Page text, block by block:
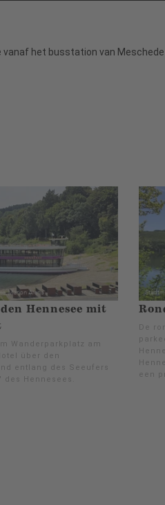
vanaf het busstation van
Hennesee mit
Wanderparkplatz am
über den
entlang des Seeufers
des Hennesees.
De
een